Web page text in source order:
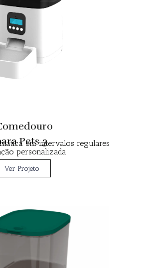
Pets 3
em intervalos regulares
personalizada
Ver Projeto